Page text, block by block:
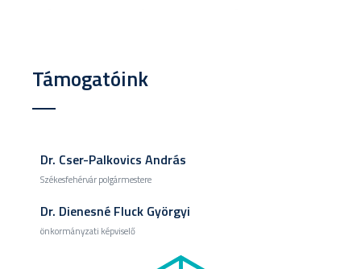
Támogatóink
Dr. Cser-Palkovics András
Székesfehérvár polgármestere
Dr. Dienesné Fluck Györgyi
önkormányzati képviselő